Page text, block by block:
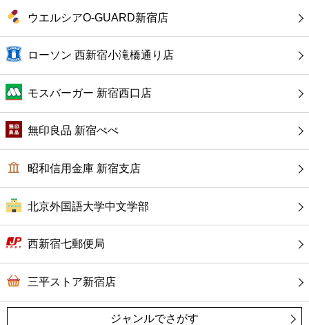
病院
ホテル
ウエルシアO‐GUARD新宿店
ローソン 西新宿小滝橋通り店
モスバーガー 新宿西口店
無印良品 新宿ぺぺ
昭和信用金庫 新宿支店
北京外国語大学中文学部
西新宿七郵便局
三平ストア新宿店
ジャンルでさがす